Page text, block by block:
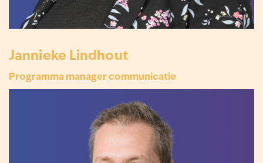
Jannieke Lindhout
Programma manager communicatie